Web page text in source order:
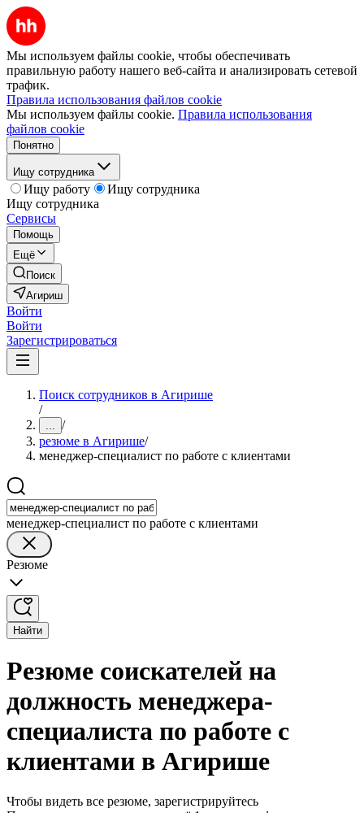
Мы используем файлы cookie, чтобы обеспечивать
правильную работу нашего веб-сайта и анализировать сетевой
трафик.
Правила использования файлов cookie
Мы используем файлы cookie. Правила использования
файлов cookie
Понятно
Ищу сотрудника
Ищу работу
Ищу сотрудника
Ищу сотрудника
Сервисы
Помощь
Ещё
Поиск
Агириш
Войти
Войти
Зарегистрироваться
Поиск сотрудников в Агирише
/
... /
резюме в Агирише/
менеджер-специалист по работе с клиентами
менеджер-специалист по работе с клиентами
Резюме
Найти
Резюме соискателей на
должность менеджера-
специалиста по работе с
клиентами в Агирише
Чтобы видеть все резюме, зарегистрируйтесь